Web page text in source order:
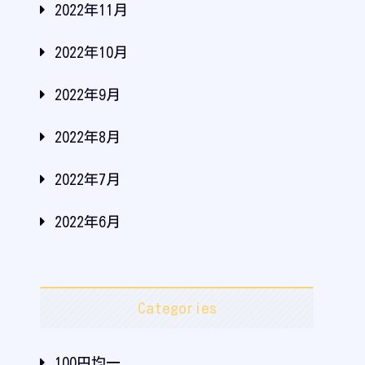
2022年11月
2022年10月
2022年9月
2022年8月
2022年7月
2022年6月
Categories